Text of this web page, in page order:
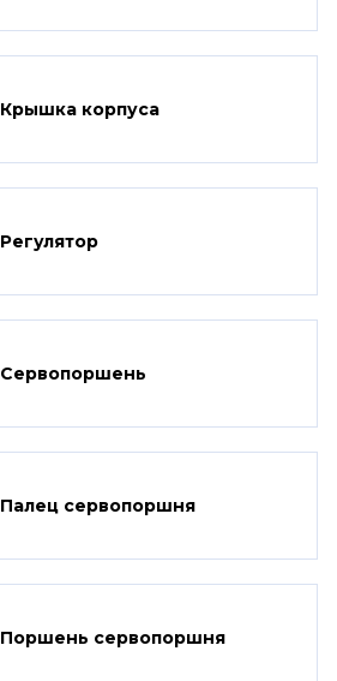
Крышка корпуса
Регулятор
Сервопоршень
Палец сервопоршня
Поршень сервопоршня